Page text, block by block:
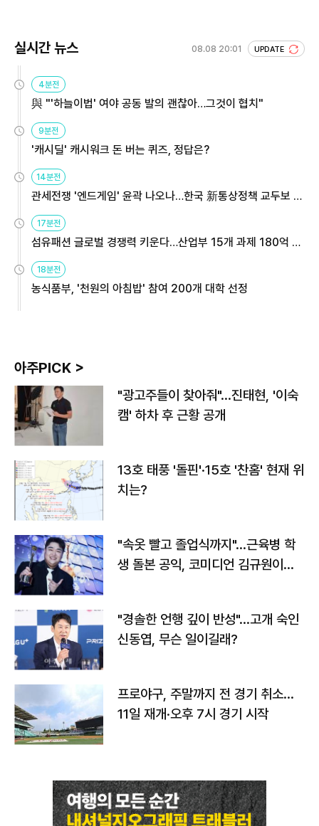
실시간 뉴스 08.08 20:01 UPDATE
4분전
與 "'하늘이법' 여야 공동 발의 괜찮아…그것이 협치"
9분전
'캐시딜' 캐시워크 돈 버는 퀴즈, 정답은?
14분전
관세전쟁 '엔드게임' 윤곽 나오나…한국 新통상정책 교두보 활
17분전
섬유패션 글로벌 경쟁력 키운다…산업부 15개 과제 180억 지
18분전
농식품부, '천원의 아침밥' 참여 200개 대학 선정
아주PICK >
"광고주들이 찾아줘"…진태현, '이숙
캠' 하차 후 근황 공개
13호 태풍 '돌핀'·15호 '찬홈' 현재 위
치는?
"속옷 빨고 졸업식까지"…근육병 학
생 돌본 공익, 코미디언 김규원이었
"경솔한 언행 깊이 반성"…고개 숙인
신동엽, 무슨 일이길래?
프로야구, 주말까지 전 경기 취소…
11일 재개·오후 7시 경기 시작